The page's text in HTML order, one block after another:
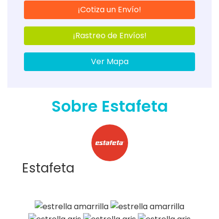
¡Cotiza un Envío!
¡Rastreo de Envíos!
Ver Mapa
Sobre Estafeta
Estafeta